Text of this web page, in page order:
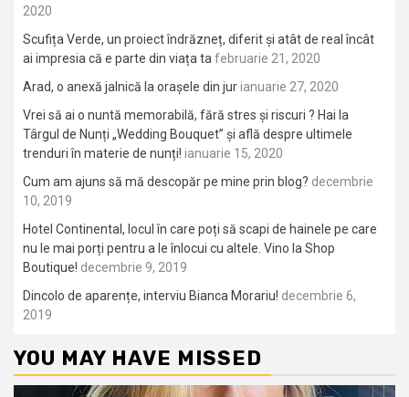
2020
Scufița Verde, un proiect îndrăzneț, diferit și atât de real încât
ai impresia că e parte din viața ta februarie 21, 2020
Arad, o anexă jalnică la orașele din jurianuarie 27, 2020
Vrei să ai o nuntă memorabilă, fără stres și riscuri ? Hai la
Târgul de Nunți „Wedding Bouquet” și află despre ultimele
trenduri în materie de nunți! ianuarie 15, 2020
Cum am ajuns să mă descopăr pe mine prin blog? decembrie
10, 2019
Hotel Continental, locul în care poți să scapi de hainele pe care
nu le mai porți pentru a le înlocui cu altele. Vino la Shop
Boutique! decembrie 9, 2019
Dincolo de aparențe, interviu Bianca Morariu! decembrie 6,
2019
YOU MAY HAVE MISSED